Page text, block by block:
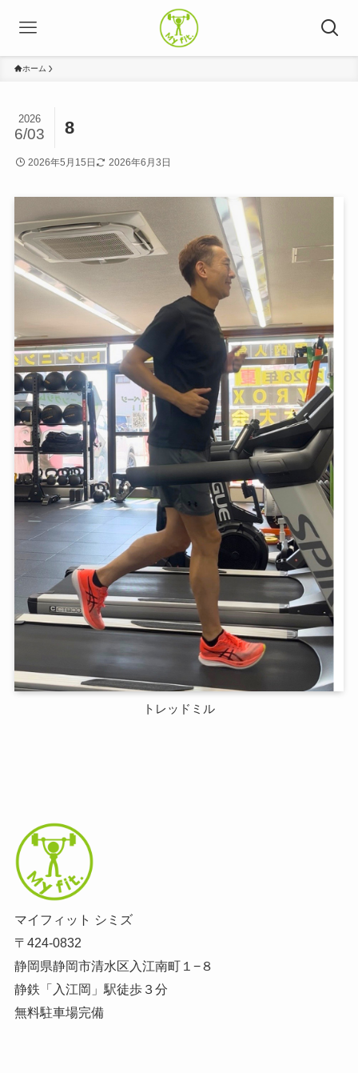
ホーム
8
2026
6/03
2026年5月15日 2026年6月3日
トレッドミル
マイフィット シミズ
〒424-0832
静岡県静岡市清水区入江南町１−８
静鉄「入江岡」駅徒歩３分
無料駐車場完備